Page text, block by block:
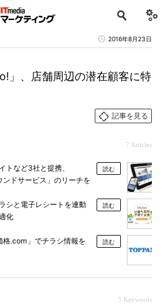
2016年8月23日
」、店舗周辺の潜在顧客に特
記事を見る
7 Articles
トなど3社と提携、
ンドサービス」のリーチを
読む
シと電子レシートを連動
化
読む
格.com」でチラシ情報を
読む
3 Keywords